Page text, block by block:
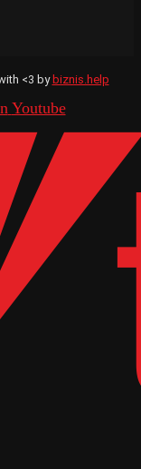
<3 by biznis.help
Youtube